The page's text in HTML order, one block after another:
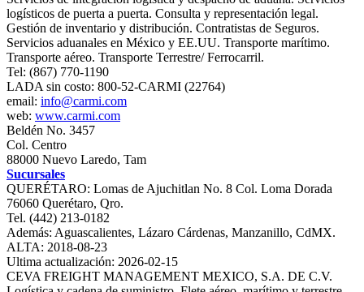
logísticos de puerta a puerta. Consulta y representación legal.
Gestión de inventario y distribución. Contratistas de Seguros.
Servicios aduanales en México y EE.UU. Transporte marítimo.
Transporte aéreo. Transporte Terrestre/ Ferrocarril.
Tel: (867) 770-1190
LADA sin costo: 800-52-CARMI (22764)
email: info@carmi.com
web: www.carmi.com
Beldén No. 3457
Col. Centro
88000 Nuevo Laredo, Tam
Sucursales
QUERÉTARO: Lomas de Ajuchitlan No. 8 Col. Loma Dorada
76060 Querétaro, Qro.
Tel. (442) 213-0182
Además: Aguascalientes, Lázaro Cárdenas, Manzanillo, CdMX.
ALTA: 2018-08-23
Ultima actualización: 2026-02-15
CEVA FREIGHT MANAGEMENT MEXICO, S.A. DE C.V.